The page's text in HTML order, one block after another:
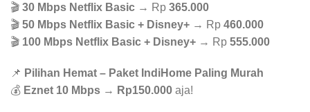
🎬 30 Mbps Netflix Basic → Rp 365.000
🎬 50 Mbps Netflix Basic + Disney+ → Rp 460.000
🎬 100 Mbps Netflix Basic + Disney+ → Rp 555.000
📌 Pilihan Hemat – Paket IndiHome Paling Murah
💰 Eznet 10 Mbps → Rp150.000 aja!